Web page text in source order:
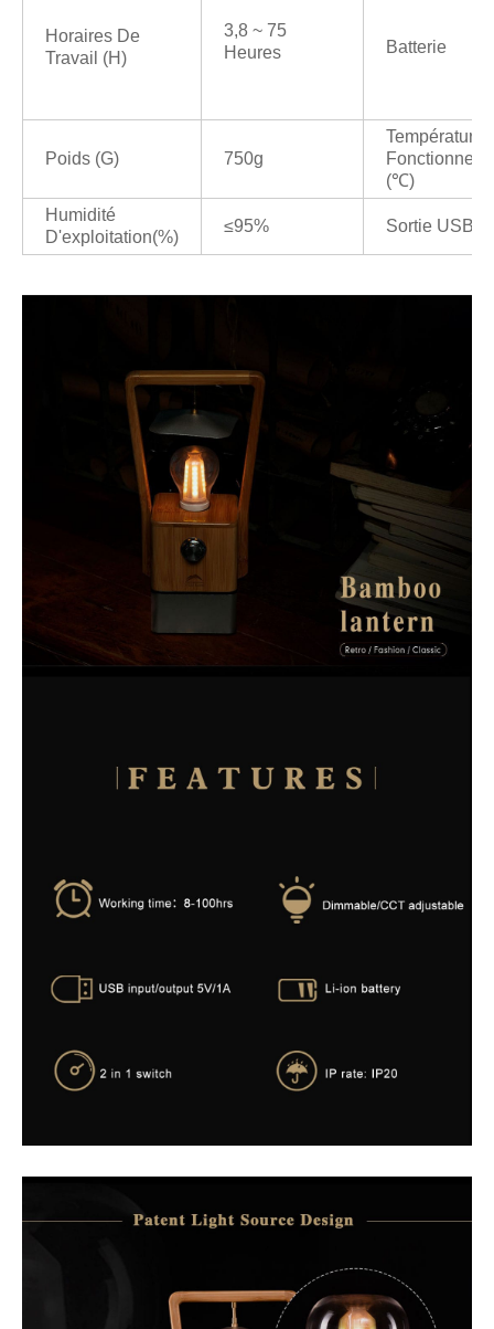
Horaires De
Travail (H)
3,8 ~ 75
Heures
Batterie
Poids (g) 750g
Température
(℃)
Humidité
D'exploitation(%)
≤95% Sortie USB